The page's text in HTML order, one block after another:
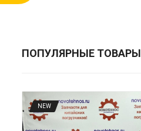
ПОПУЛЯРНЫЕ ТОВАРЫ
NEW